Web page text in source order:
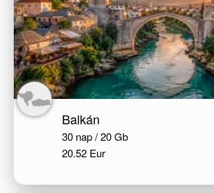
Balkán
30 nap / 20 Gb
20.52 Eur